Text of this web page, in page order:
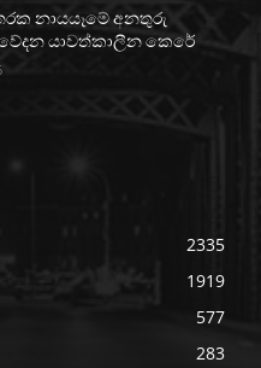
නායයෑමේ අනතුරු
යාවත්කාලීන කෙරේ
2335
1919
577
283